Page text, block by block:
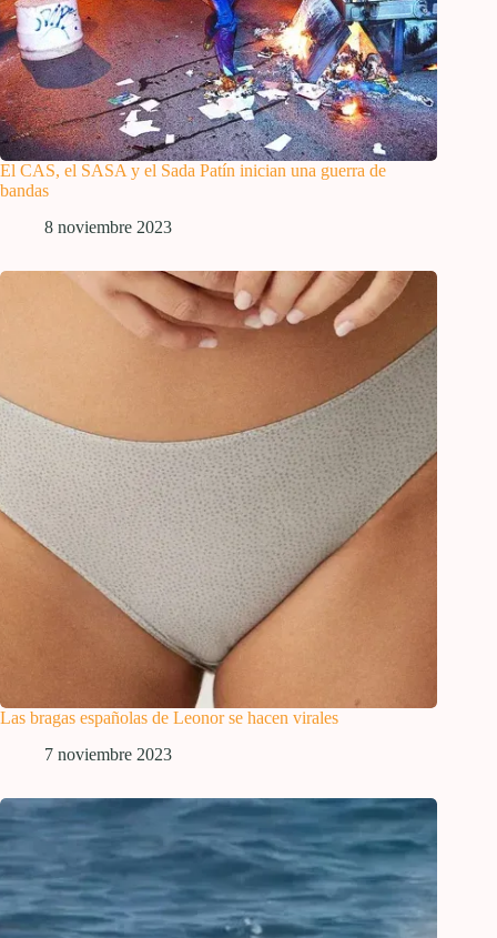
El CAS, el SASA y el Sada Patín inician una guerra de
bandas
8 noviembre 2023
Las bragas españolas de Leonor se hacen virales
7 noviembre 2023